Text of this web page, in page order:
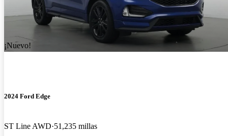
¡Nuevo!
2024 Ford Edge
ST Line AWD 51,235 millas